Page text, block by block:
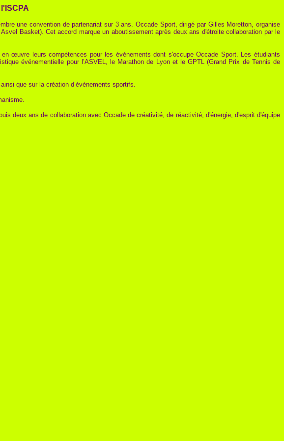
une convention de partenariat sur 3 ans. Occade Sport, dirigé par Gilles Moretton, organise
Basket). Cet accord marque un aboutissement après deux ans d'étroite collaboration par le
œuvre leurs compétences pour les événements dont s'occupe Occade Sport. Les étudiants
événementielle pour l’ASVEL, le Marathon de Lyon et le GPTL (Grand Prix de Tennis de
que sur la création d’événements sportifs.
deux ans de collaboration avec Occade de créativité, de réactivité, d'énergie, d'esprit d'équipe